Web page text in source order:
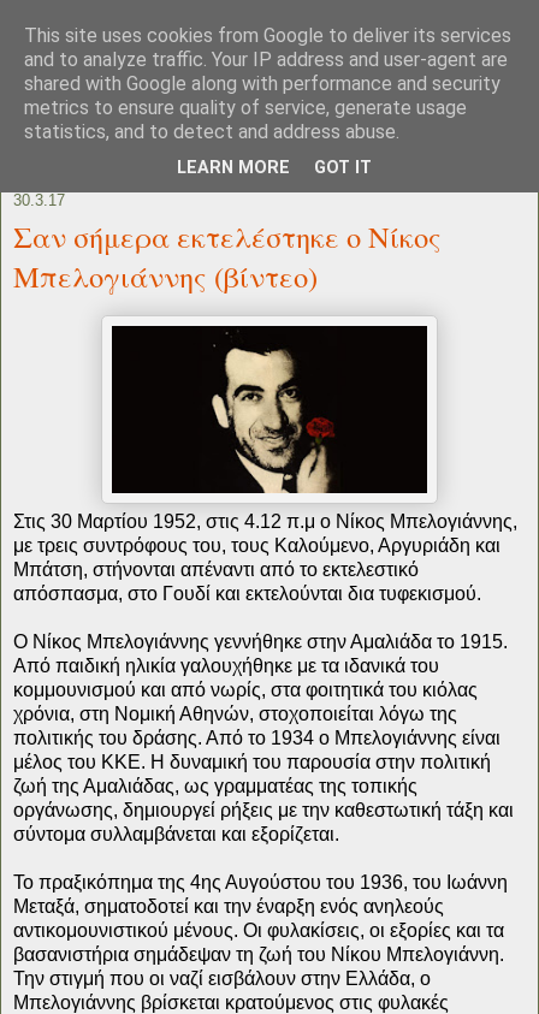
30.3.17
Σαν σήμερα εκτελέστηκε ο Νίκος
Μπελογιάννης (βίντεο)
Στις 30 Μαρτίου 1952, στις 4.12 π.μ ο Νίκος Μπελογιάννης,
με τρεις συντρόφους του, τους Καλούμενο, Αργυριάδη και
Μπάτση, στήνονται απέναντι από το εκτελεστικό
απόσπασμα, στο Γουδί και εκτελούνται δια τυφεκισμού.
Ο Νίκος Μπελογιάννης γεννήθηκε στην Αμαλιάδα το 1915.
Από παιδική ηλικία γαλουχήθηκε με τα ιδανικά του
κομμουνισμού και από νωρίς, στα φοιτητικά του κιόλας
χρόνια, στη Νομική Αθηνών, στοχοποιείται λόγω της
πολιτικής του δράσης. Από το 1934 ο Μπελογιάννης είναι
μέλος του ΚΚΕ. Η δυναμική του παρουσία στην πολιτική
ζωή της Αμαλιάδας, ως γραμματέας της τοπικής
οργάνωσης, δημιουργεί ρήξεις με την καθεστωτική τάξη και
σύντομα συλλαμβάνεται και εξορίζεται.
Το πραξικόπημα της 4ης Αυγούστου του 1936, του Ιωάννη
Μεταξά, σηματοδοτεί και την έναρξη ενός ανηλεούς
αντικομουνιστικού μένους. Οι φυλακίσεις, οι εξορίες και τα
βασανιστήρια σημάδεψαν τη ζωή του Νίκου Μπελογιάννη.
Την στιγμή που οι ναζί εισβάλουν στην Ελλάδα, ο
Μπελογιάννης βρίσκεται κρατούμενος στις φυλακές
This site uses cookies from Google to deliver its services
and to analyze traffic. Your IP address and user-agent are
shared with Google along with performance and security
metrics to ensure quality of service, generate usage
statistics, and to detect and address abuse.
LEARN MORE GOT IT